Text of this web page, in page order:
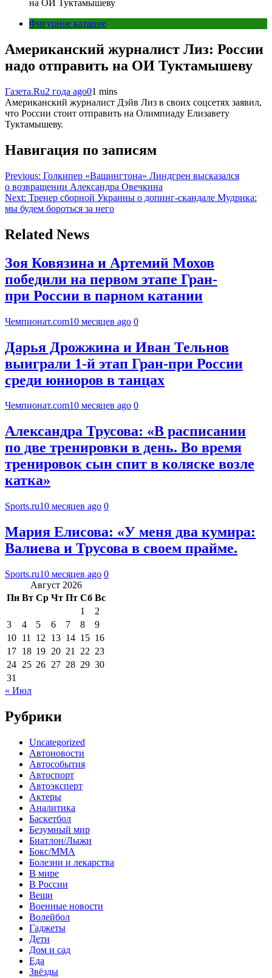
на ОИ Туктамышеву
Фигурное катание
Американский журналист Лиз: России
надо отправить на ОИ Туктамышеву
Газета.Ru2 года ago01 mins
Американский журналист Дэйв Лиз в своих соцсетях заявил,
что России стоит отправить на Олимпиаду Елизавету
Туктамышеву.
Навигация по записям
Previous: Голкипер «Вашингтона» Линдгрен высказался
о возвращении Александра Овечкина
Next: Тренер сборной Украины о допинг-скандале Мудрика:
мы будем бороться за него
Related News
Зоя Ковязина и Артемий Мохов
победили на первом этапе Гран-
при России в парном катании
Чемпионат.com10 месяцев ago 0
Дарья Дрожжина и Иван Тельнов
выиграли 1-й этап Гран-при России
среди юниоров в танцах
Чемпионат.com10 месяцев ago 0
Александра Трусова: «В расписании
по две тренировки в день. Во время
тренировок сын спит в коляске возле
катка»
Sports.ru10 месяцев ago 0
Мария Елисова: «У меня два кумира:
Валиева и Трусова в своем прайме.
Sports.ru10 месяцев ago 0
Август 2026
Пн Вт Ср Чт Пт Сб Вс
1
2
3
4 5 6 7 8
9
10 11 12 13 14 15 16
17 18 19 20 21 22 23
24 25 26 27 28 29 30
31
« Июл
Рубрики
Uncategorized
Автоновости
Автособытия
Автоспорт
Автоэксперт
Актеры
Аналитика
Баскетбол
Безумный мир
Биатлон/Лыжи
Бокс/MMA
Болезни и лекарства
В мире
В России
Вещи
Военные новости
Волейбол
Гаджеты
Дети
Дом и сад
Еда
Звёзды